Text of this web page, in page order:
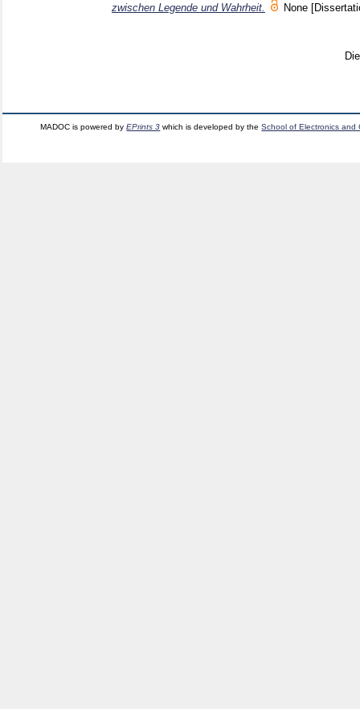
zwischen Legende und Wahrheit.
None
MADOC is powered byEPrints 3 which is developed by theSchool of Electronics and